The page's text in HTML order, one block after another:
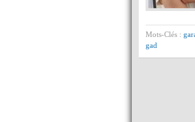
Mots-Clés :
gad